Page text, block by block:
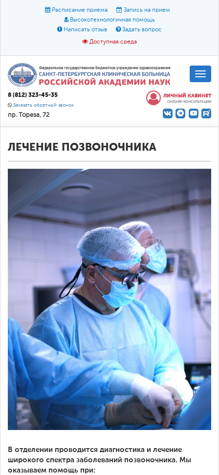
Расписание приема
Запись на прием
Высокотехнологичная помощь
Написать отзыв
Задать вопрос
Доступная среда
Размер шрифта: A A A
Цвет:
О доступной среде
8 (812) 323-45-35
Заказать обратный звонок
пр. Тореза, 72
ЛИЧНЫЙ КАБИНЕТ
ОНЛАЙН КОНСУЛЬТАЦИИ
ЛЕЧЕНИЕ ПОЗВОНОЧНИКА
В отделении проводится диагностика и лечение
широкого спектра заболеваний позвоночника. Мы
оказываем помощь при: